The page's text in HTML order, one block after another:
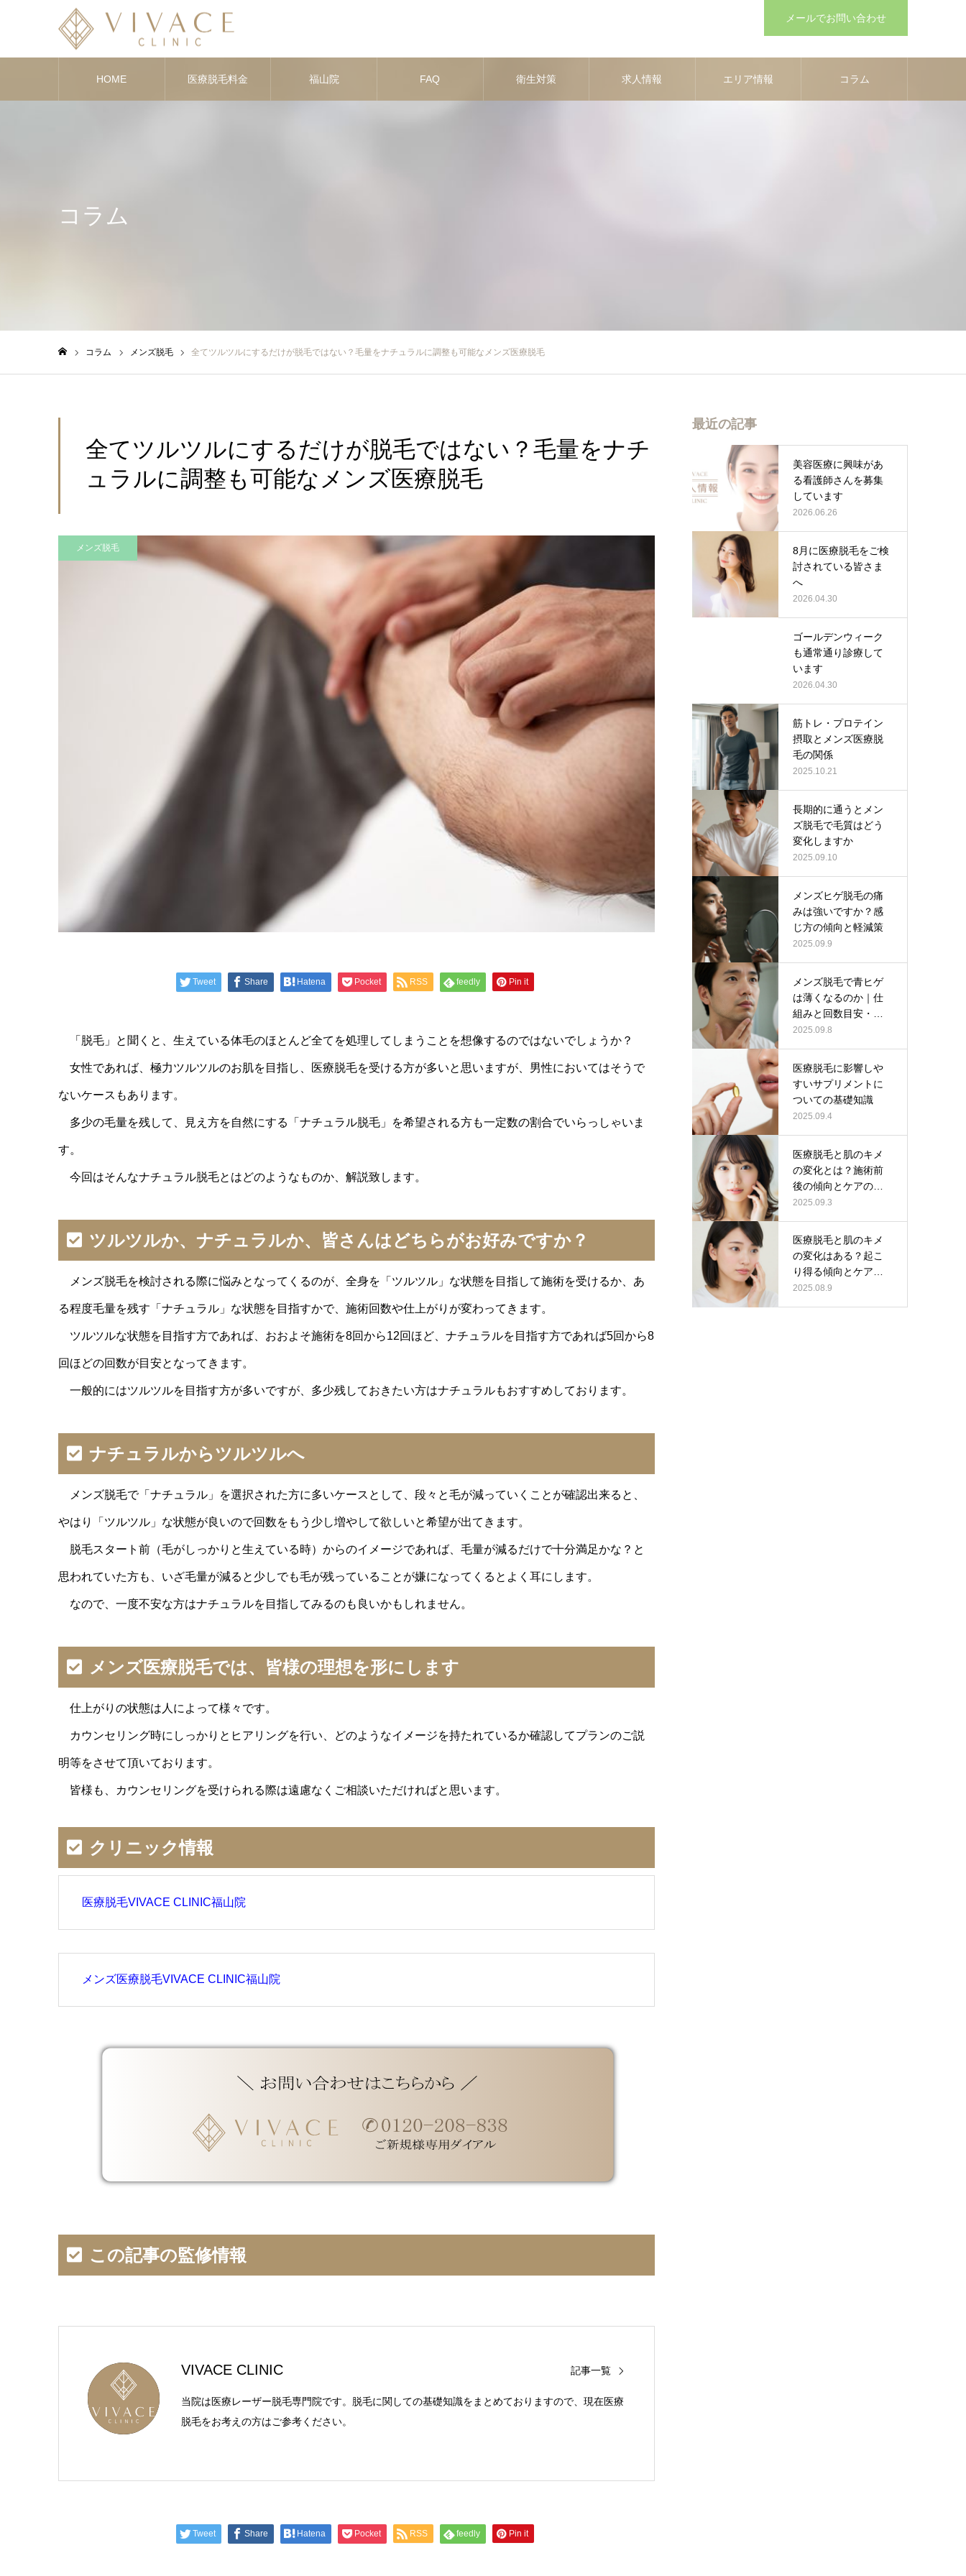
メールでお問い合わせ
HOME 医療脱毛料金 福山院 FAQ 衛生対策 求人情報 エリア情報 コラム
コラム
コラム メンズ脱毛 全てツルツルにするだけが脱毛ではない？毛量をナチュラルに調整も可能なメンズ医療脱毛
全てツルツルにするだけが脱毛ではない？毛量をナチ
ュラルに調整も可能なメンズ医療脱毛
メンズ脱毛
Tweet Share Hatena Pocket RSS feedly Pin it
「脱毛」と聞くと、生えている体毛のほとんど全てを処理してしまうことを想像するのではないでしょうか？
女性であれば、極力ツルツルのお肌を目指し、医療脱毛を受ける方が多いと思いますが、男性においてはそうで
ないケースもあります。
多少の毛量を残して、見え方を自然にする「ナチュラル脱毛」を希望される方も一定数の割合でいらっしゃいま
す。
今回はそんなナチュラル脱毛とはどのようなものか、解説致します。
ツルツルか、ナチュラルか、皆さんはどちらがお好みですか？
メンズ脱毛を検討される際に悩みとなってくるのが、全身を「ツルツル」な状態を目指して施術を受けるか、あ
る程度毛量を残す「ナチュラル」な状態を目指すかで、施術回数や仕上がりが変わってきます。
ツルツルな状態を目指す方であれば、おおよそ施術を8回から12回ほど、ナチュラルを目指す方であれば5回から8
回ほどの回数が目安となってきます。
一般的にはツルツルを目指す方が多いですが、多少残しておきたい方はナチュラルもおすすめしております。
ナチュラルからツルツルへ
メンズ脱毛で「ナチュラル」を選択された方に多いケースとして、段々と毛が減っていくことが確認出来ると、
やはり「ツルツル」な状態が良いので回数をもう少し増やして欲しいと希望が出てきます。
脱毛スタート前（毛がしっかりと生えている時）からのイメージであれば、毛量が減るだけで十分満足かな？と
思われていた方も、いざ毛量が減ると少しでも毛が残っていることが嫌になってくるとよく耳にします。
なので、一度不安な方はナチュラルを目指してみるのも良いかもしれません。
メンズ医療脱毛では、皆様の理想を形にします
仕上がりの状態は人によって様々です。
カウンセリング時にしっかりとヒアリングを行い、どのようなイメージを持たれているか確認してプランのご説
明等をさせて頂いております。
皆様も、カウンセリングを受けられる際は遠慮なくご相談いただければと思います。
クリニック情報
医療脱毛VIVACE CLINIC福山院
メンズ医療脱毛VIVACE CLINIC福山院
この記事の監修情報
VIVACE CLINIC 記事一覧
当院は医療レーザー脱毛専門院です。脱毛に関しての基礎知識をまとめておりますので、現在医療
脱毛をお考えの方はご参考ください。
Tweet Share Hatena Pocket RSS feedly Pin it
最近の記事
美容医療に興味があ
る看護師さんを募集
しています
2026.06.26
8月に医療脱毛をご検
討されている皆さま
へ
2026.04.30
ゴールデンウィーク
も通常通り診療して
います
2026.04.30
筋トレ・プロテイン
摂取とメンズ医療脱
毛の関係
2025.10.21
長期的に通うとメン
ズ脱毛で毛質はどう
変化しますか
2025.09.10
メンズヒゲ脱毛の痛
みは強いですか？感
じ方の傾向と軽減策
2025.09.9
メンズ脱毛で青ヒゲ
は薄くなるのか｜仕
組みと回数目安・注
意点
2025.09.8
医療脱毛に影響しや
すいサプリメントに
ついての基礎知識
2025.09.4
医療脱毛と肌のキメ
の変化とは？施術前
後の傾向とケアの考
え方
2025.09.3
医療脱毛と肌のキメ
の変化はある？起こ
り得る傾向とケアの
ポイント
2025.08.9